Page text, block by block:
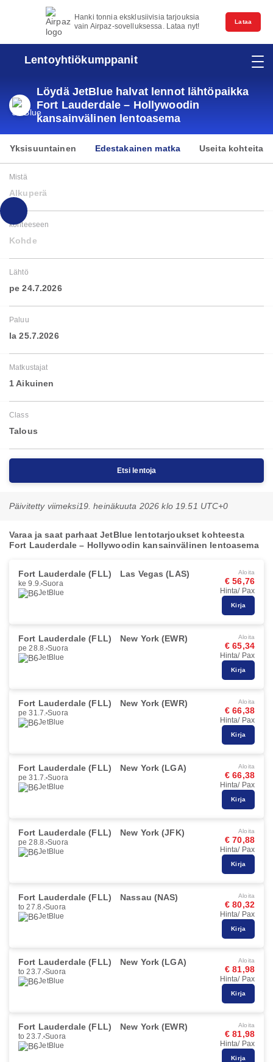
Hanki tonnia eksklusiivisia tarjouksia
vain Airpaz-sovelluksessa. Lataa nyt!
Lataa
Lentoyhtiökumppanit
Löydä JetBlue halvat lennot lähtöpaikka
Fort Lauderdale – Hollywoodin
kansainvälinen lentoasema
Yksisuuntainen Edestakainen matka Useita kohteita
Mistä
Alkuperä
kohteeseen
Kohde
Lähtö
pe 24.7.2026
Paluu
la 25.7.2026
Matkustajat
1 Aikuinen
Class
Talous
Etsi lentoja
Päivitetty viimeksi19. heinäkuuta 2026 klo 19.51 UTC+0
Varaa ja saat parhaat JetBlue lentotarjoukset kohteesta
Fort Lauderdale – Hollywoodin kansainvälinen lentoasema
Fort Lauderdale (FLL) Las Vegas (LAS)
ke 9.9. Suora
JetBlue
Aloita
€ 56,76
Hinta/ Pax
Kirja
Fort Lauderdale (FLL) New York (EWR)
pe 28.8. Suora
JetBlue
Aloita
€ 65,34
Hinta/ Pax
Kirja
Fort Lauderdale (FLL) New York (EWR)
pe 31.7. Suora
JetBlue
Aloita
€ 66,38
Hinta/ Pax
Kirja
Fort Lauderdale (FLL) New York (LGA)
pe 31.7. Suora
JetBlue
Aloita
€ 66,38
Hinta/ Pax
Kirja
Fort Lauderdale (FLL) New York (JFK)
pe 28.8. Suora
JetBlue
Aloita
€ 70,88
Hinta/ Pax
Kirja
Fort Lauderdale (FLL) Nassau (NAS)
to 27.8. Suora
JetBlue
Aloita
€ 80,32
Hinta/ Pax
Kirja
Fort Lauderdale (FLL) New York (LGA)
to 23.7. Suora
JetBlue
Aloita
€ 81,98
Hinta/ Pax
Kirja
Fort Lauderdale (FLL) New York (EWR)
to 23.7. Suora
JetBlue
Aloita
€ 81,98
Hinta/ Pax
Kirja